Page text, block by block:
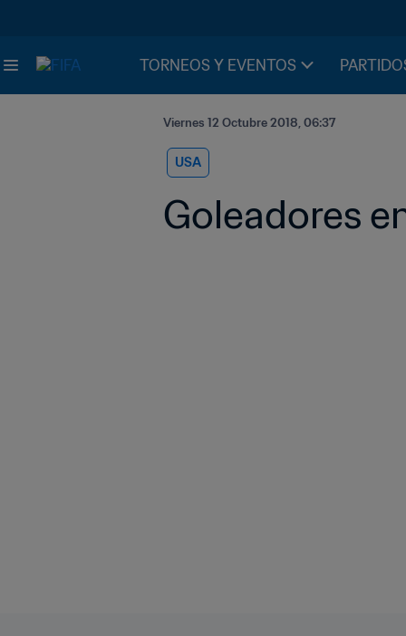
TORNEOS Y EVENTOS
Viernes 12 Octubre 2018, 06:37
USA
Goleadores